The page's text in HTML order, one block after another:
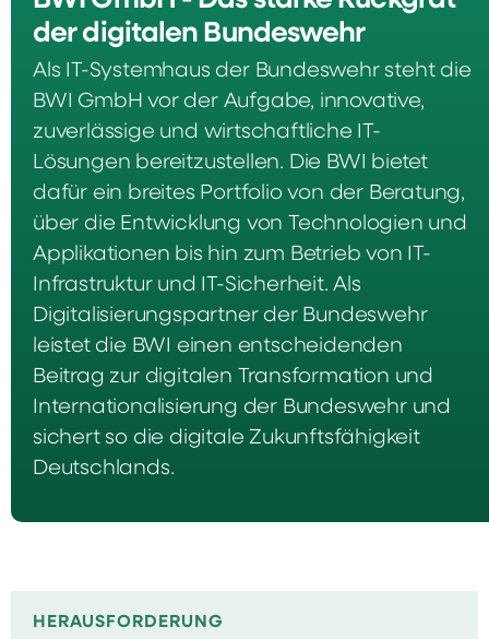
der digitalen Bundeswehr
Als IT-Systemhaus der Bundeswehr steht die
BWI GmbH vor der Aufgabe, innovative,
zuverlässige und wirtschaftliche IT-
Lösungen bereitzustellen. Die BWI bietet
dafür ein breites Portfolio von der Beratung,
über die Entwicklung von Technologien und
Applikationen bis hin zum Betrieb von IT-
Infrastruktur und IT-Sicherheit. Als
Digitalisierungspartner der Bundeswehr
leistet die BWI einen entscheidenden
Beitrag zur digitalen Transformation und
Internationalisierung der Bundeswehr und
sichert so die digitale Zukunftsfähigkeit
Deutschlands.
HERAUSFORDERUNG